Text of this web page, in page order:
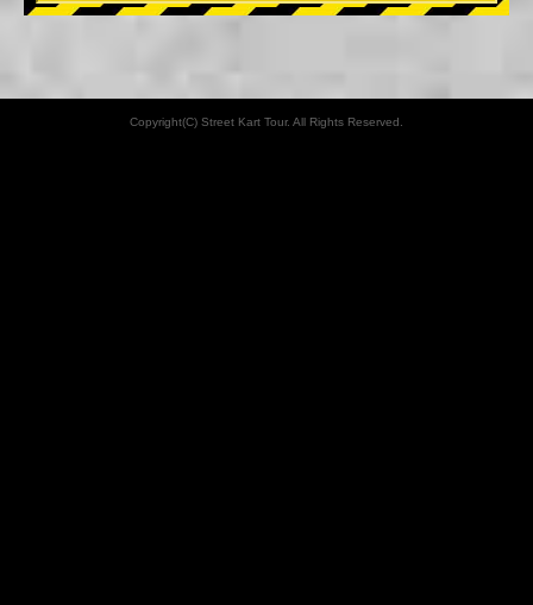
Copyright(C) Street Kart Tour. All Rights Reserved.